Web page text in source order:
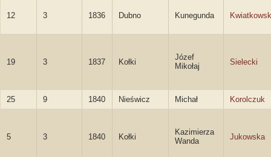
12 3 1836 Dubno Kunegunda
19 3 1837 Kołki
Józef
Mikołaj
Sielecki
25 9 1840 Nieświcz Michał Korolczuk
5 3 1840 Kołki
Kazimierza
Wanda
Jukowska